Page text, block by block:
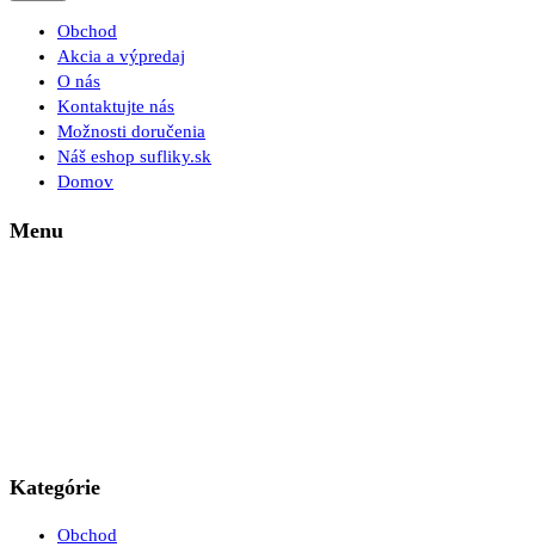
Obchod
Akcia a výpredaj
O nás
Kontaktujte nás
Možnosti doručenia
Náš eshop sufliky.sk
Domov
Menu
Kategórie
Obchod